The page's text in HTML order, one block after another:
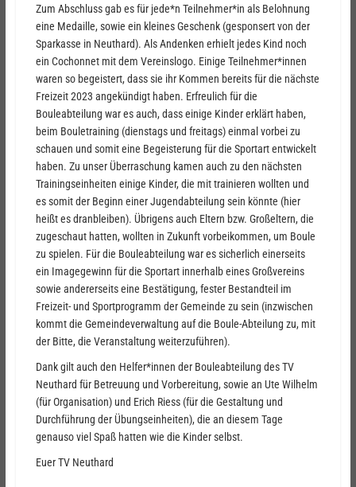
Zum Abschluss gab es für jede*n Teilnehmer*in als Belohnung
eine Medaille, sowie ein kleines Geschenk (gesponsert von der
Sparkasse in Neuthard). Als Andenken erhielt jedes Kind noch
ein Cochonnet mit dem Vereinslogo. Einige Teilnehmer*innen
waren so begeistert, dass sie ihr Kommen bereits für die nächste
Freizeit 2023 angekündigt haben. Erfreulich für die
Bouleabteilung war es auch, dass einige Kinder erklärt haben,
beim Bouletraining (dienstags und freitags) einmal vorbei zu
schauen und somit eine Begeisterung für die Sportart entwickelt
haben. Zu unser Überraschung kamen auch zu den nächsten
Trainingseinheiten einige Kinder, die mit trainieren wollten und
es somit der Beginn einer Jugendabteilung sein könnte (hier
heißt es dranbleiben). Übrigens auch Eltern bzw. Großeltern, die
zugeschaut hatten, wollten in Zukunft vorbeikommen, um Boule
zu spielen. Für die Bouleabteilung war es sicherlich einerseits
ein Imagegewinn für die Sportart innerhalb eines Großvereins
sowie andererseits eine Bestätigung, fester Bestandteil im
Freizeit- und Sportprogramm der Gemeinde zu sein (inzwischen
kommt die Gemeindeverwaltung auf die Boule-Abteilung zu, mit
der Bitte, die Veranstaltung weiterzuführen).
Dank gilt auch den Helfer*innen der Bouleabteilung des TV
Neuthard für Betreuung und Vorbereitung, sowie an Ute Wilhelm
(für Organisation) und Erich Riess (für die Gestaltung und
Durchführung der Übungseinheiten), die an diesem Tage
genauso viel Spaß hatten wie die Kinder selbst.
Euer TV Neuthard